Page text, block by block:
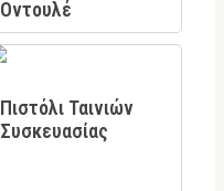
Οντουλέ
Πιστόλι Ταινιών
Συσκευασίας